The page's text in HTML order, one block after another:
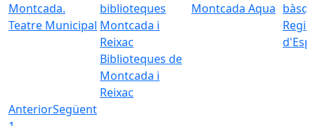
Teatre Municipal
Biblioteques de
Montcada i
Reixac
Montcada Aqua
AnteriorSegüent